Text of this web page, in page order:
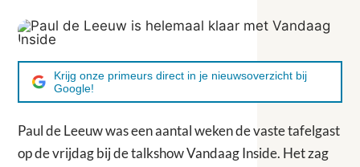
Krijg onze primeurs direct in je nieuwsoverzicht bij
Google!
Paul de Leeuw was een aantal weken de vaste tafelgast
op de vrijdag bij de talkshow Vandaag Inside. Het zag